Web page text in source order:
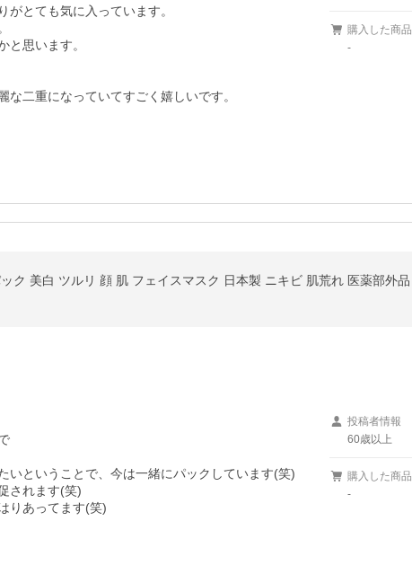
がとても気に入っています。
と思います。
二重になっていてすごく嬉しいです。
購入した商品
-
ク 美白 ツルリ 顔 肌 フェイスマスク 日本製 ニキビ 肌荒れ 医薬部外品
いということで、今は一緒にパックしています(笑)
されます(笑)
りあってます(笑)
投稿者情報
60歳以上
購入した商品
-